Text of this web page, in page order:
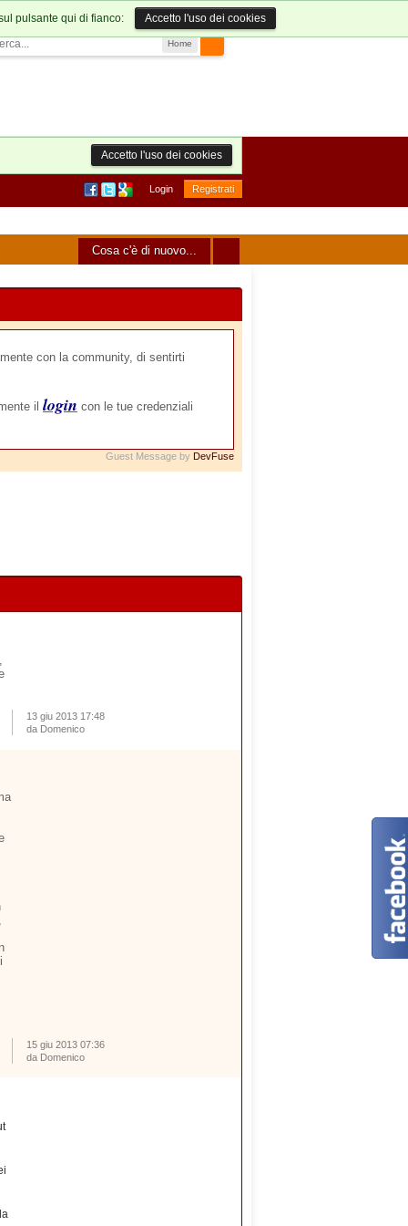
Home
pulsante qui di fianco: Accetto l'uso dei cookies
Accetto l'uso dei cookies
Login Registrati
Cosa c'è di nuovo...
con la community, di sentirti
il login con le tue credenziali
Guest Message by DevFuse
13 giu 2013 17:48
da Domenico
15 giu 2013 07:36
da Domenico